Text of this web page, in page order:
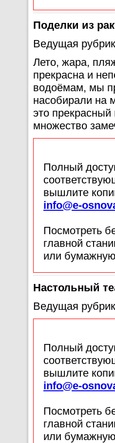
Поделки из
Ведущая
Лето, жара,
прекрасна и
водоёмам, мы
насобирали на
это
множество
Полный
вышлите
info@e-
Посмотреть
главной
или
Настольный
Ведущая
Полный
вышлите
info@e-
Посмотреть
главной
или